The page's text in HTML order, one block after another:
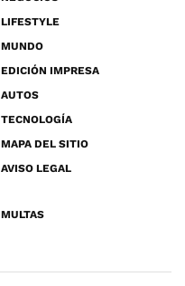
LIFESTYLE
MUNDO
EDICIÓN IMPRESA
AUTOS
TECNOLOGÍA
MAPA DEL SITIO
AVISO LEGAL
MULTAS